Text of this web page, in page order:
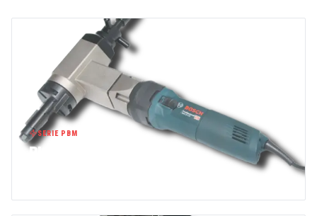
SERIE PBM
BISELADORAS DE TUBOS